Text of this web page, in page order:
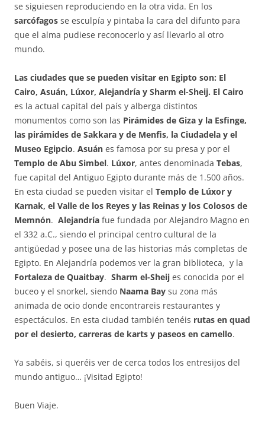
se siguiesen reproduciendo en la otra vida. En los
sarcófagos se esculpía y pintaba la cara del difunto para
que el alma pudiese reconocerlo y así llevarlo al otro
mundo.
Las ciudades que se pueden visitar en Egipto son: El
Cairo, Asuán, Lúxor, Alejandría y Sharm el-Sheij. El Cairo
es la actual capital del país y alberga distintos
monumentos como son las Pirámides de Giza y la Esfinge,
las pirámides de Sakkara y de Menfis, la Ciudadela y el
Museo Egipcio. Asuán es famosa por su presa y por el
Templo de Abu Simbel. Lúxor, antes denominada Tebas,
fue capital del Antiguo Egipto durante más de 1.500 años.
En esta ciudad se pueden visitar el Templo de Lúxor y
Karnak, el Valle de los Reyes y las Reinas y los Colosos de
Memnón. Alejandría fue fundada por Alejandro Magno en
el 332 a.C., siendo el principal centro cultural de la
antigüedad y posee una de las historias más completas de
Egipto. En Alejandría podemos ver la gran biblioteca, y la
Fortaleza de Quaitbay. Sharm el-Sheij es conocida por el
buceo y el snorkel, siendo Naama Bay su zona más
animada de ocio donde encontrareis restaurantes y
espectáculos. En esta ciudad también tenéis rutas en quad
por el desierto, carreras de karts y paseos en camello.
Ya sabéis, si queréis ver de cerca todos los entresijos del
mundo antiguo… ¡Visitad Egipto!
Buen Viaje.